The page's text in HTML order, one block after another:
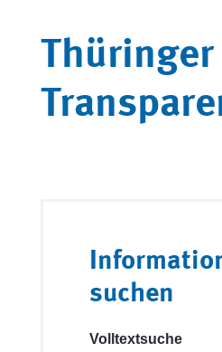
Thüringer
suchen
Volltextsuche